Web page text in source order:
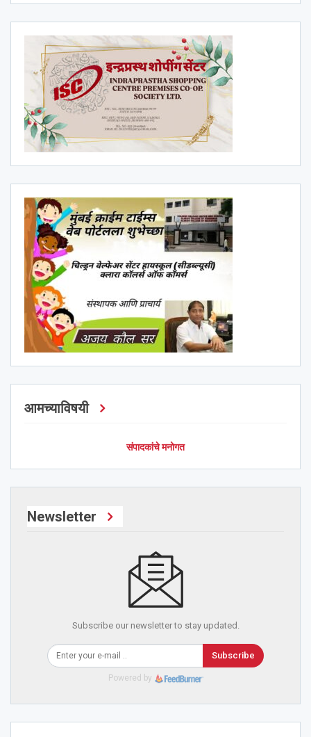
आमच्याविषयी
संपादकांचे मनोगत
Newsletter
Subscribe our newsletter to stay updated.
Subscribe
Powered by